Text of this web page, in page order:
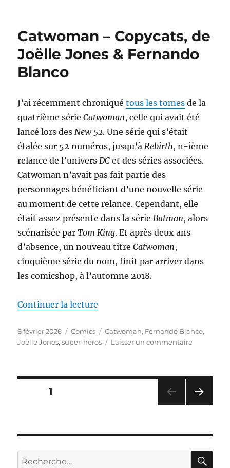
from
de
Joëlle
Jones,
Blanco
Elena
Casagrande
Catwoman – Copycats, de
Joëlle Jones & Fernando
Blanco
J’ai récemment chroniquétous les tomes de la
quatrième sérieCatwoman, celle qui avait été
lancé lors desNew 52. Une série qui s’était
étalée sur 52 numéros, jusqu’àRebirth, n-ième
relance de l’universDC et des séries associées.
Catwoman n’avait pas fait partie des
personnages bénéficiant d’une nouvelle série
au moment de cette relance. Cependant, elle
était assez présente dans la sérieBatman, alors
scénarisée parTom King. Et après deux ans
d’absence, un nouveau titreCatwoman,
cinquième série du nom, finit par arriver dans
les comicshop, à l’automne 2018.
Continuer la lecture
Publié
le
6 février 2026 Catégories
Comics Étiquettes
Catwoman, Fernando Blanco,
Joëlle Jones,super-héros Laisser un commentairesur
Joëlle
Jones
Blanco
Pagination
publications
PAGE1
ANT
E
Recherche